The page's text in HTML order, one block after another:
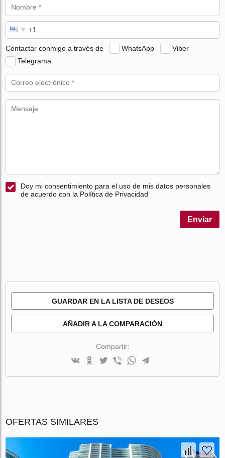
Contactar conmigo a través de WhatsApp
Viber
Telegrama
Doy mi consentimiento para el uso de mis datos personales
de acuerdo con la Política de Privacidad
Enviar
GUARDAR EN LA LISTA DE DESEOS
AÑADIR A LA COMPARACIÓN
Compartir:
OFERTAS SIMILARES